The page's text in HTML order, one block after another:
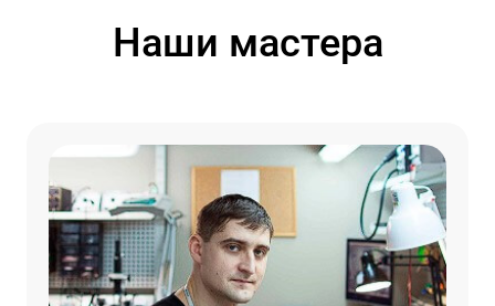
Наши мастера